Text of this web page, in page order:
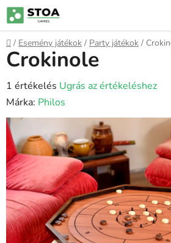
Ugrás
fő
tartalomhoz
Kezdőlap
/ Esemény játékok / Party játékok /
Crokinole
A
termék
átlagos
értékelése
5-
ből
5,0
csillag.
1 értékelés Ugrás az értékeléshez
Márka: Philos